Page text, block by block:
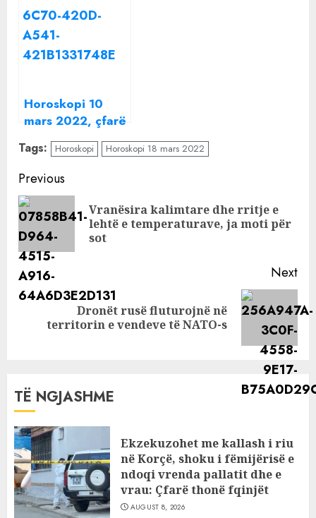
thonë yjet për ju
Horoskopi 10
mars 2022, çfarë
parashikojnë yjet
Tags: Horoskopi Horoskopi 18 mars 2022
Continue
Reading
Previous
Vranësira kalimtare dhe rritje e
lehtë e temperaturave, ja moti për
sot
Next
Dronët rusë fluturojnë në
territorin e vendeve të NATO-s
TË NGJASHME
Ekzekuzohet me kallash i riu
në Korçë, shoku i fëmijërisë e
ndoqi vrenda pallatit dhe e
vrau: Çfarë thonë fqinjët
AUGUST 8, 2026